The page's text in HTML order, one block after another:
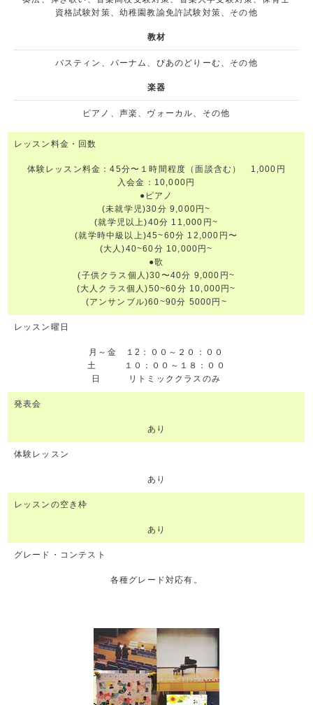
資格試験対策、幼稚園教諭免許試験対策、その他
教材
バスティン、バーナム、ぴあのどりーむ、その他
楽器
ピアノ、声楽、ヴォーカル、その他
レッスン料金・回数
体験レッスン料金：45分〜１時間程度（面談含む） 1,000円
入会金：10,000円
●ピアノ
(未就学児)30分 9,000円~
(就学児以上)40分 11,000円~
(就学時中級以上)45~60分 12,000円〜
(大人)40~60分 10,000円~
●歌
(子供クラス個人)30〜40分 9,000円~
(大人クラス個人)50~60分 10,000円~
(アンサンブル)60~90分 5000円~
レッスン曜日
月～金 １2：００～２０：００
土 １０：００～１８：００
日 リトミッククラスのみ
発表会
あり
体験レッスン
あり
レッスンの空き枠
あり
グレード・コンテスト
各種グレード対応有。